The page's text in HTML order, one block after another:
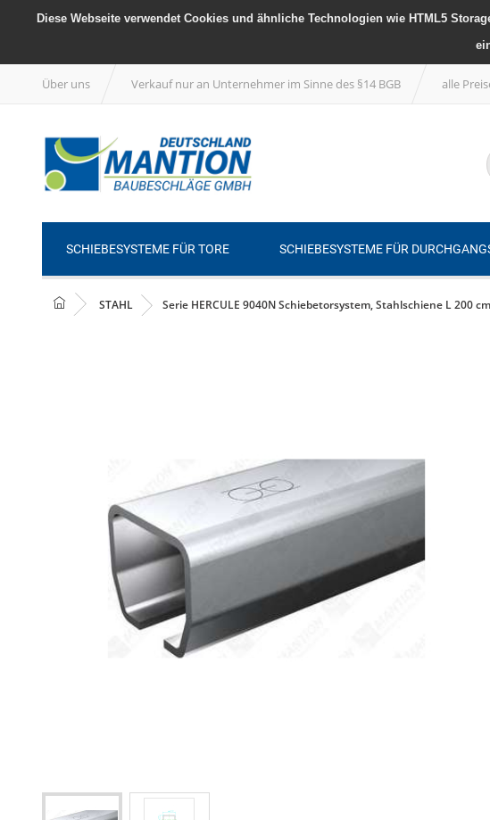
Diese Webseite verwendet Cookies und ähnliche Technologien wie HTML5
Über uns Verkauf nur an Unternehmer im Sinne des §14 BGB alle
SCHIEBESYSTEME FÜR TORE SCHIEBESYSTEME FÜR
STAHL Serie HERCULE 9040N Schiebetorsystem, Stahlschiene L 200